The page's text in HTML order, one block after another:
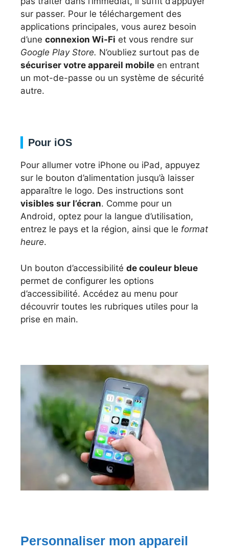
sur passer. Pour le téléchargement des
applications principales, vous aurez besoin
d’une connexion Wi-Fi et vous rendre sur
Google Play Store. N’oubliez surtout pas de
sécuriser votre appareil mobile en entrant
un mot-de-passe ou un système de sécurité
autre.
Pour iOS
Pour allumer votre iPhone ou iPad, appuyez
sur le bouton d’alimentation jusqu’à laisser
apparaître le logo. Des instructions sont
visibles sur l’écran. Comme pour un
Android, optez pour la langue d’utilisation,
entrez le pays et la région, ainsi que le format
heure.
Un bouton d’accessibilité de couleur bleue
permet de configurer les options
d’accessibilité. Accédez au menu pour
découvrir toutes les rubriques utiles pour la
prise en main.
Personnaliser mon appareil